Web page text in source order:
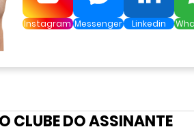
Instagram Messenger Linkedin
CLUBE DO ASSINANTE